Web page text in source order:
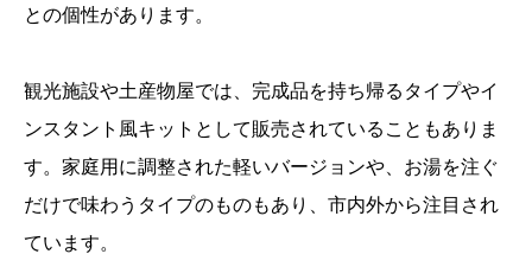
との個性があります。
観光施設や土産物屋では、完成品を持ち帰るタイプやイ
ンスタント風キットとして販売されていることもありま
す。家庭用に調整された軽いバージョンや、お湯を注ぐ
だけで味わうタイプのものもあり、市内外から注目され
ています。